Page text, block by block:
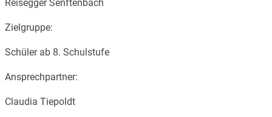
Zielgruppe:
Schüler ab 8. Schulstufe
Ansprechpartner:
Claudia Tiepoldt